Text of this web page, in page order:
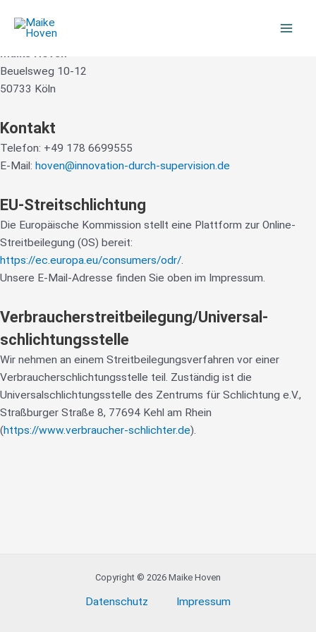
Inhalt
Angaben gemäß § 5 TMG
Maike Hoven
Beuelsweg 10-12
50733 Köln
Kontakt
Telefon: +49 178 6699555
E-Mail: hoven@innovation-durch-supervision.de
EU-Streitschlichtung
Die Europäische Kommission stellt eine Plattform zur Online-
Streitbeilegung (OS) bereit:
https://ec.europa.eu/consumers/odr/.
Unsere E-Mail-Adresse finden Sie oben im Impressum.
Verbraucher­streit­beilegung/Universal­
schlichtungs­stelle
Wir nehmen an einem Streitbeilegungsverfahren vor einer
Verbraucherschlichtungsstelle teil. Zuständig ist die
Universalschlichtungsstelle des Zentrums für Schlichtung e.V.,
Straßburger Straße 8, 77694 Kehl am Rhein
(https://www.verbraucher-schlichter.de).
Copyright © 2026 Maike Hoven
Datenschutz Impressum